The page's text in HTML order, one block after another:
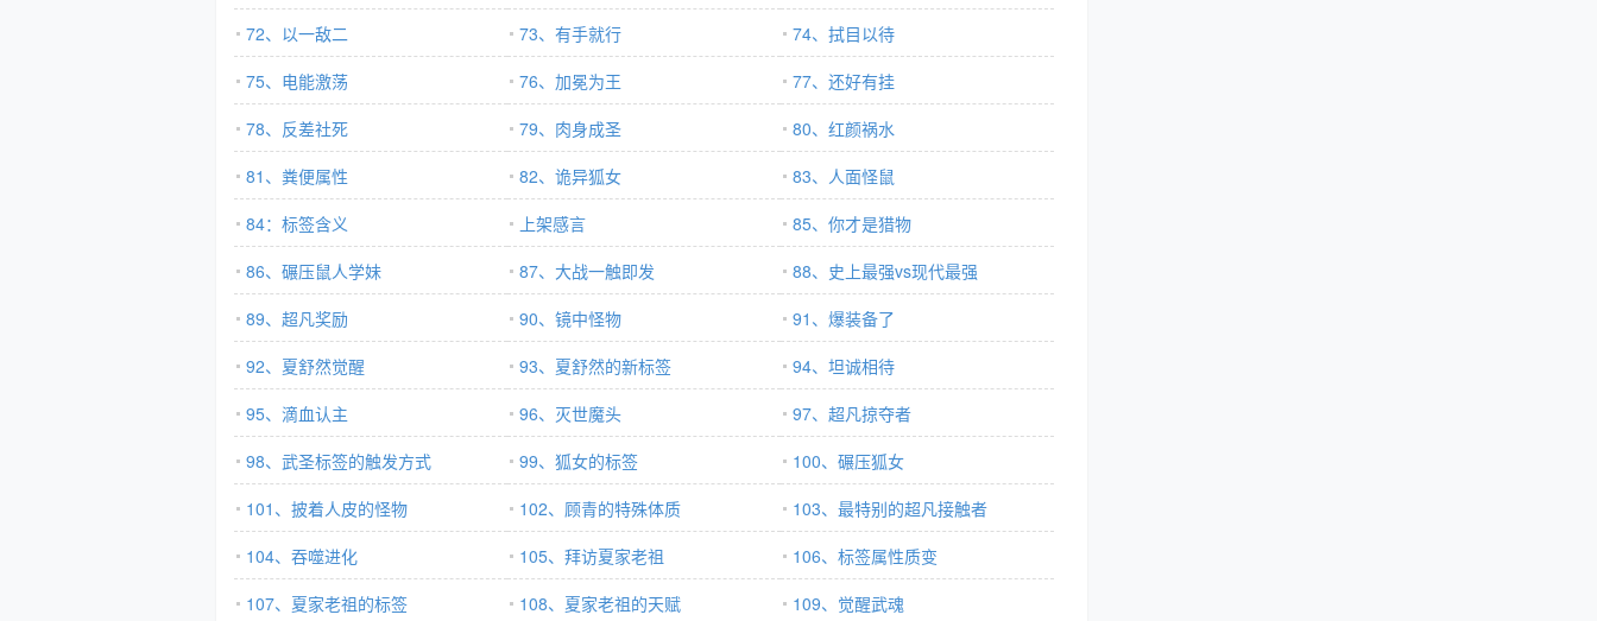
72、以一敌二
73、有手就行
74、拭目以待
75、电能激荡
76、加冕为王
77、还好有挂
78、反差社死
79、肉身成圣
80、红颜祸水
81、粪便属性
82、诡异狐女
83、人面怪鼠
84：标签含义
上架感言
85、你才是猎物
86、碾压鼠人学妹
87、大战一触即发
88、史上最强vs现代最强
89、超凡奖励
90、镜中怪物
91、爆装备了
92、夏舒然觉醒
93、夏舒然的新标签
94、坦诚相待
95、滴血认主
96、灭世魔头
97、超凡掠夺者
98、武圣标签的触发方式
99、狐女的标签
100、碾压狐女
101、披着人皮的怪物
102、顾青的特殊体质
103、最特别的超凡接触者
104、吞噬进化
105、拜访夏家老祖
106、标签属性质变
107、夏家老祖的标签
108、夏家老祖的天赋
109、觉醒武魂